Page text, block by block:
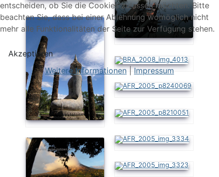
entscheiden, ob Sie die Cookies zulassen möchten. Bitte
beachten Sie, dass bei einer Ablehnung womöglich nicht
mehr alle Funktionalitäten der Seite zur Verfügung stehen.
Akzeptieren
Weitere Informationen|Impressum